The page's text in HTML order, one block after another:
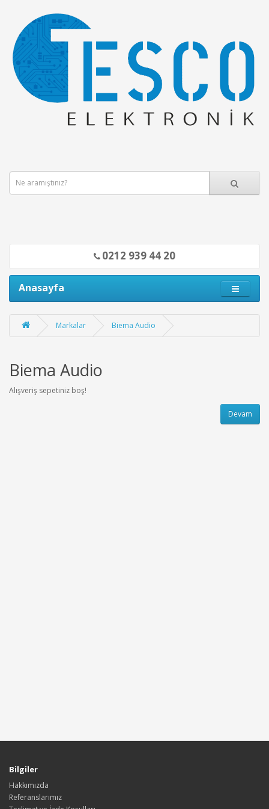
0212 939 44 20
Anasayfa
Markalar Biema Audio
Biema Audio
Alışveriş sepetiniz boş!
Devam
Bilgiler
Hakkımızda
Referanslarımız